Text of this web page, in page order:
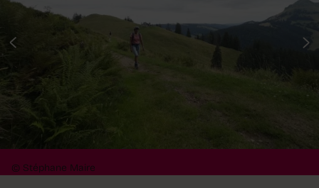
© Stéphane Maire